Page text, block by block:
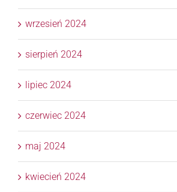
wrzesień 2024
sierpień 2024
lipiec 2024
czerwiec 2024
maj 2024
kwiecień 2024